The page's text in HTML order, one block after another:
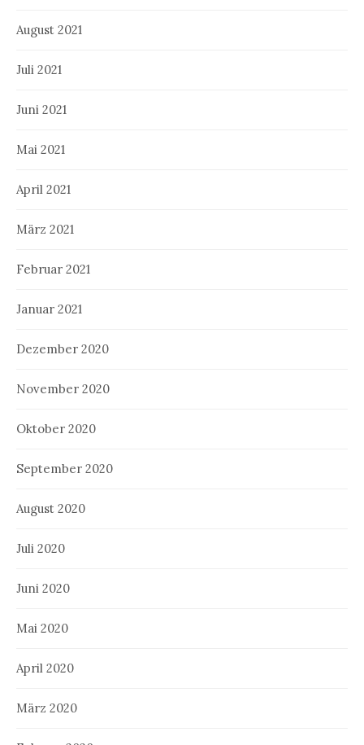
August 2021
Juli 2021
Juni 2021
Mai 2021
April 2021
März 2021
Februar 2021
Januar 2021
Dezember 2020
November 2020
Oktober 2020
September 2020
August 2020
Juli 2020
Juni 2020
Mai 2020
April 2020
März 2020